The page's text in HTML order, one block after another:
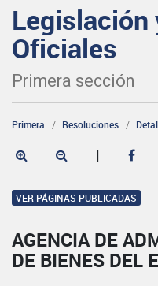
Legislación
Oficiales
Primera sección
Primera Resoluciones
|
VER PÁGINAS PUBLICADAS
AGENCIA DE
DE BIENES DEL